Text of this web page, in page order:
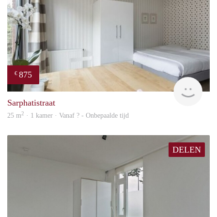
€ 875
Sarphatistraat
25 m2 · 1 kamer · Vanaf ? - Onbepaalde tijd
DELEN